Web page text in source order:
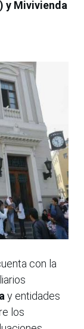
y Mivivienda
con la
y entidades
los